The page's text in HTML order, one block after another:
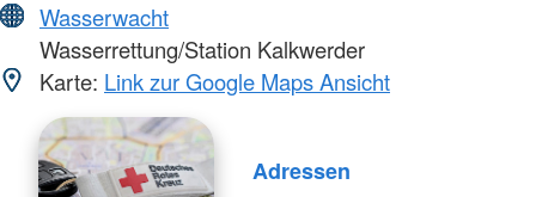
Wasserwacht
Wasserrettung/Station Kalkwerder
Karte: Link zur Google Maps Ansicht
Adressen